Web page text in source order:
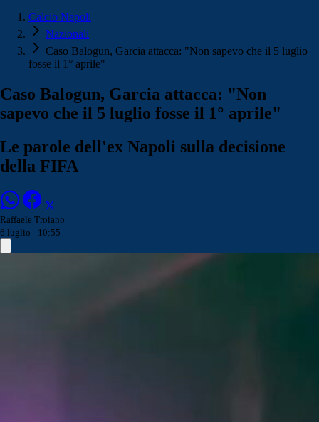
Calcio Napoli
Nazionali
Caso Balogun, Garcia attacca: "Non sapevo che il 5 luglio
fosse il 1° aprile"
Caso Balogun, Garcia attacca: "Non
sapevo che il 5 luglio fosse il 1° aprile"
Le parole dell'ex Napoli sulla decisione
della FIFA
Raffaele Troiano
6 luglio - 10:55